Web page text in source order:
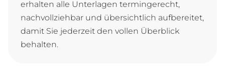
er­hal­ten al­le Un­ter­la­gen ter­min­ge­recht,
nach­voll­zie­hbar und ü­ber­sicht­lich auf­be­rei­tet,
da­mit Sie je­der­zeit den vol­len Ü­ber­blick
behalten.